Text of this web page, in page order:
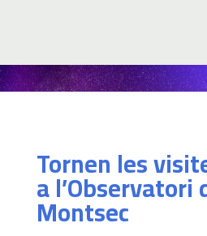
Tornen les
a l’Observatori
Montsec